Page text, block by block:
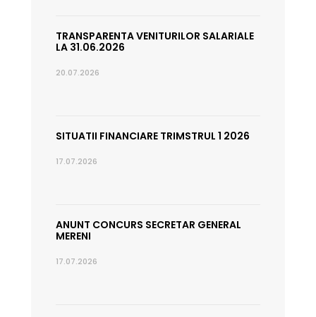
TRANSPARENTA VENITURILOR SALARIALE
LA 31.06.2026
20.07.2026
SITUATII FINANCIARE TRIMSTRUL 1 2026
17.07.2026
ANUNT CONCURS SECRETAR GENERAL
MERENI
17.07.2026